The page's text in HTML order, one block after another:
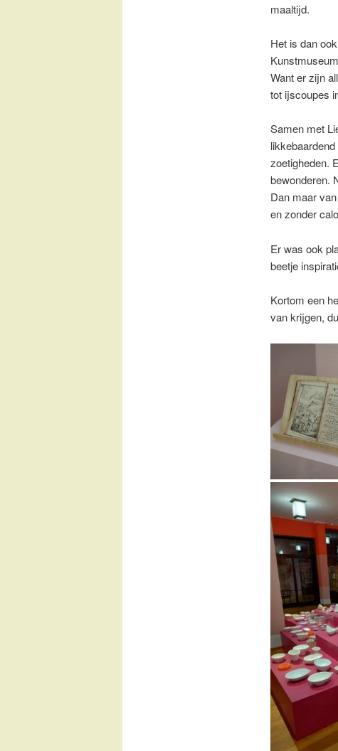
maaltijd.
Het is dan
Want er zijn
tot ijscoupes
Samen met
zoetigheden.
bewonderen.
Dan maar
en zonder
Er was ook
beetje
Kortom een
van krijgen,